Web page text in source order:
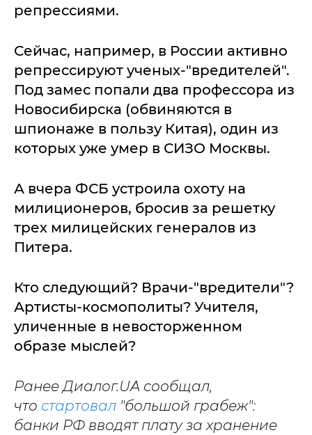
репрессиями.
Сейчас, например, в России активно
репрессируют ученых-"вредителей".
Под замес попали два профессора из
Новосибирска (обвиняются в
шпионаже в пользу Китая), один из
которых уже умер в СИЗО Москвы.
А вчера ФСБ устроила охоту на
милиционеров, бросив за решетку
трех милицейских генералов из
Питера.
Кто следующий? Врачи-"вредители"?
Артисты-космополиты? Учителя,
уличенные в невосторженном
образе мыслей?
Ранее Диалог.UA сообщал,
что стартовал "большой грабеж":
банки РФ вводят плату за хранение